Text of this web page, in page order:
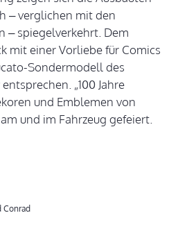
– verglichen mit den
– spiegelverkehrt. Dem
mit einer Vorliebe für Comics
Sondermodell des
„100 Jahre
und Emblemen von
und im Fahrzeug gefeiert.
Conrad